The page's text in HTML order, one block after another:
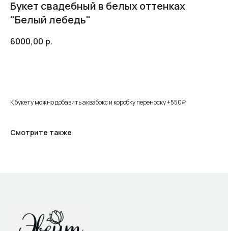
Букет свадебный в белых оттенках
"Белый лебедь"
6000,00 р.
К букету можно добавить аквабокс и коробку переноску +550₽
Смотрите также